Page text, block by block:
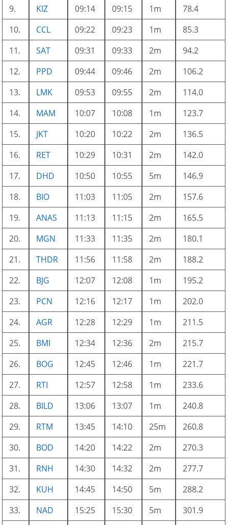
9.
KIZ 09:14 09:15 1m
78.4
10.
CCL 09:22 09:23 1m
85.3
11.
SAT 09:31 09:33 2m
94.2
12.
PPD 09:44 09:46 2m
106.2
13.
LMK 09:53 09:55 2m
114.0
14.
MAM 10:07 10:08 1m
123.7
15.
JKT 10:20 10:22 2m
136.5
16.
RET 10:29 10:31 2m
142.0
17.
DHD 10:50 10:55 5m
146.9
18.
BIO 11:03 11:05 2m
157.6
19.
ANAS 11:13 11:15 2m
165.5
20.
MGN 11:33 11:35 2m
180.1
21.
THDR 11:56 11:58 2m
188.2
22.
BJG 12:07 12:08 1m
195.2
23.
PCN 12:16 12:17 1m
202.0
24.
AGR 12:28 12:29 1m
211.5
25.
BMI 12:34 12:36 2m
215.7
26.
BOG 12:45 12:46 1m
221.7
27.
RTI 12:57 12:58 1m
233.6
28.
BILD 13:06 13:07 1m
240.8
29.
RTM 13:45 14:10 25m
260.8
30.
BOD 14:20 14:22 2m
270.3
31.
RNH 14:30 14:32 2m
277.7
32.
KUH 14:45 14:50 5m
288.2
33.
NAD 15:25 15:30 5m
301.9